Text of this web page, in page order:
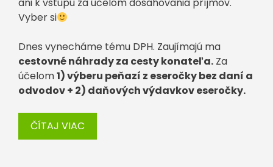
Vyber si
Dnes vynecháme tému DPH. Zaujímajú ma
cestovné náhrady za cesty konateľa. Za
účelom1) výberu peňazí z eseročky bez daní a
odvodov + 2) daňových výdavkov eseročky.
ČÍTAJ VIAC